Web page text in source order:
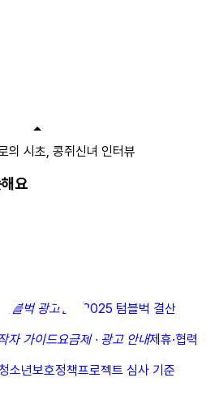
요
텀블벅 광고센터
2025 텀블벅 결산
자 가이드요금제 · 광고 안내제휴·협력
소년보호정책프로젝트 심사 기준
의 시초, 콩쥐신녀 인터뷰